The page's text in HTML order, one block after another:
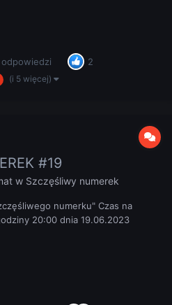
odpowiedzi 2
(i 5 więcej)
#19
w Szczęśliwy numerek
numerku" Czas na
20:00 dnia 19.06.2023